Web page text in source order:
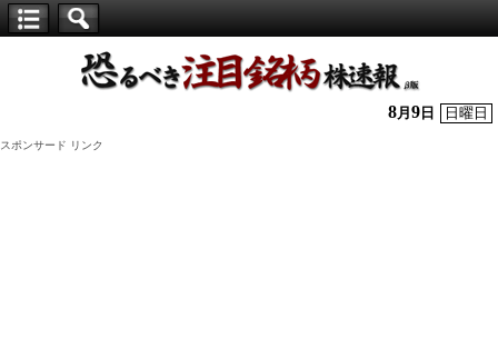
株】
8月 9 日 日曜日
スポンサード リンク